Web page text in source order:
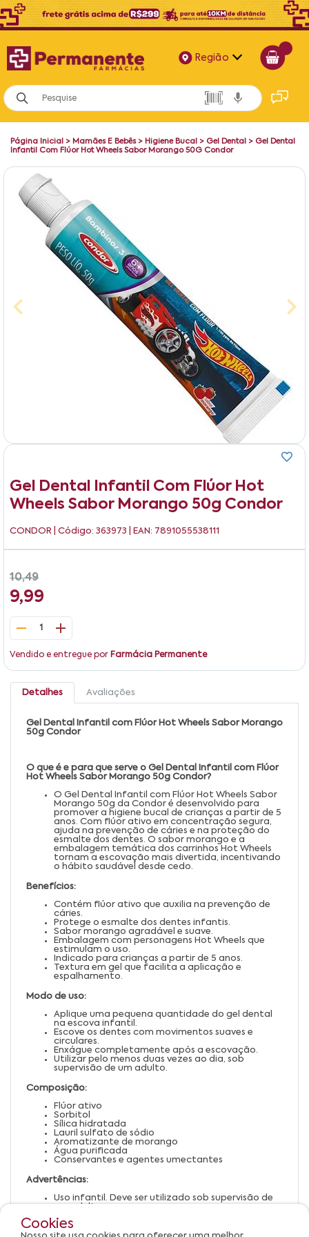
Região
Alagoas
Bahia
Paraíba
Página Inicial > Mamães E Bebês> Higiene Bucal > Gel Dental > Gel Dental
Infantil Com Flúor Hot Wheels Sabor Morango 50G Condor
Gel Dental Infantil Com Flúor Hot
Wheels Sabor Morango 50g Condor
CONDOR | Código: 363973 | EAN: 7891055538111
10,49
9,99
1
Vendido e entregue por Farmácia Permanente
Detalhes Avaliações
Gel Dental Infantil com Flúor Hot Wheels Sabor Morango
50g Condor
O que é e para que serve o Gel Dental Infantil com Flúor
Hot Wheels Sabor Morango 50g Condor?
O Gel Dental Infantil com Flúor Hot Wheels Sabor
Morango 50g da Condor é desenvolvido para
promover a higiene bucal de crianças a partir de 5
anos. Com flúor ativo em concentração segura,
ajuda na prevenção de cáries e na proteção do
esmalte dos dentes. O sabor morango e a
embalagem temática dos carrinhos Hot Wheels
tornam a escovação mais divertida, incentivando
o hábito saudável desde cedo.
Benefícios:
Contém flúor ativo que auxilia na prevenção de
cáries.
Protege o esmalte dos dentes infantis.
Sabor morango agradável e suave.
Embalagem com personagens Hot Wheels que
estimulam o uso.
Indicado para crianças a partir de 5 anos.
Textura em gel que facilita a aplicação e
espalhamento.
Modo de uso:
Aplique uma pequena quantidade do gel dental
na escova infantil.
Escove os dentes com movimentos suaves e
circulares.
Enxágue completamente após a escovação.
Utilizar pelo menos duas vezes ao dia, sob
supervisão de um adulto.
Composição:
Flúor ativo
Sorbitol
Sílica hidratada
Lauril sulfato de sódio
Aromatizante de morango
Água purificada
Conservantes e agentes umectantes
Advertências:
Uso infantil. Deve ser utilizado sob supervisão de
um adulto.
Não ingerir.
Armazenar em local seco e fresco.
Em caso de irritação, suspender o uso e procurar
Cookies